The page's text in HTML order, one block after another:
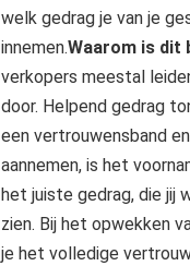
welk gedrag je van je
innemen.Waarom is dit
verkopers meestal
door. Helpend gedrag
een vertrouwensband
aannemen, is het
het juiste gedrag, die jij
zien. Bij het opwekken
je het volledige